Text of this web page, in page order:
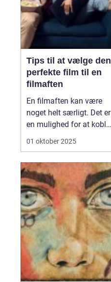
Tips til at vælge den
perfekte film til en
filmaften
En filmaften kan være
noget helt særligt. Det er
en mulighed for at koble
af, hygge med venner,
god historie på
skærmen. Men én ting
kan hurtigt ødelæ...
01 oktober 2025